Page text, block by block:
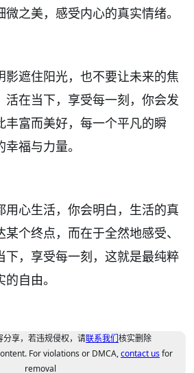
之美，感受内心的真实情绪。
影遮住阳光，也不要让未来的焦
活在当下，享受每一刻，你会发
丰富而美好，每一个平凡的瞬
福与力量。
用心生活，你会明白，生活的真
个终点，而在于全然地感受、
下，享受每一刻，这就是最纯粹
自由。
分享，若违规侵权，请联系我们核实删除
For violations or DMCA,contact usfor
removal